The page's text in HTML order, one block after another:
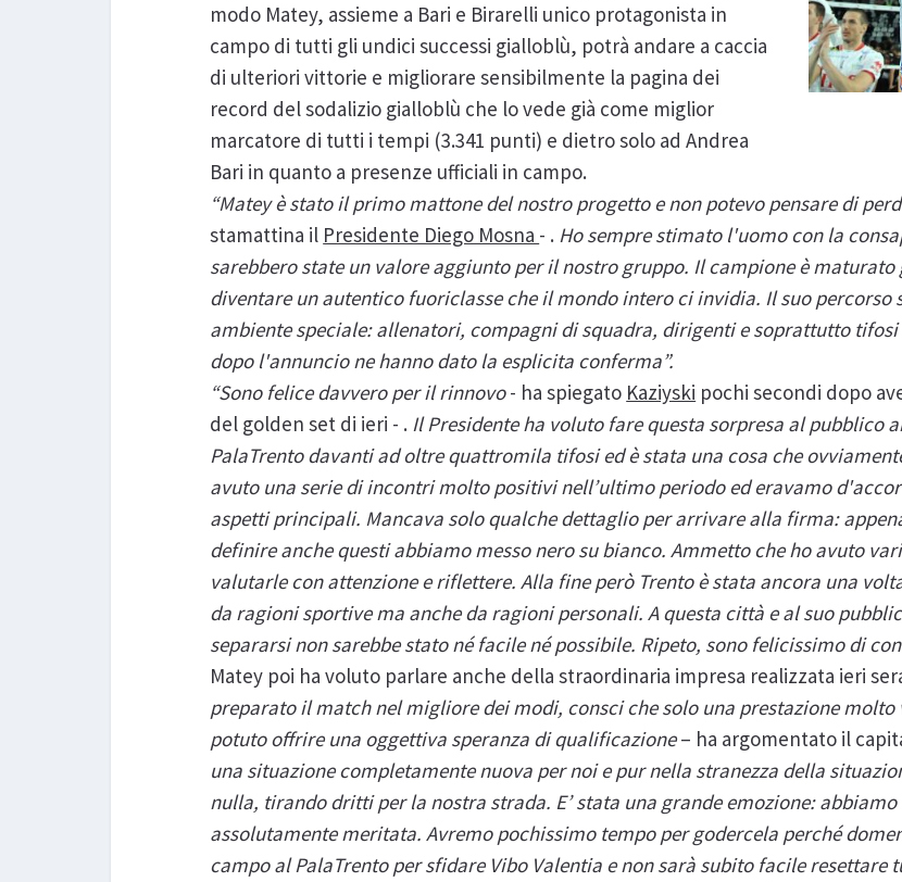
modo Matey, assieme a Bari e Birarelli unico protagonista in
campo di tutti gli undici successi gialloblù, potrà andare a caccia
di ulteriori vittorie e migliorare sensibilmente la pagina dei
record del sodalizio gialloblù che lo vede già come miglior
marcatore di tutti i tempi (3.341 punti) e dietro solo ad Andrea
Bari in quanto a presenze ufficiali in campo.
“Matey è stato il primo mattone del nostro progetto e non potevo pensare di
stamattina il Presidente Diego Mosna - . Ho sempre stimato l'uomo con la
sarebbero state un valore aggiunto per il nostro gruppo. Il campione è
diventare un autentico fuoriclasse che il mondo intero ci invidia. Il suo percorso
ambiente speciale: allenatori, compagni di squadra, dirigenti e soprattutto
dopo l'annuncio ne hanno dato la esplicita conferma”.
“Sono felice davvero per il rinnovo- ha spiegato Kaziyski pochi secondi dopo
del golden set di ieri - . Il Presidente ha voluto fare questa sorpresa al pubblico
PalaTrento davanti ad oltre quattromila tifosi ed è stata una cosa che
avuto una serie di incontri molto positivi nell’ultimo periodo ed eravamo
aspetti principali. Mancava solo qualche dettaglio per arrivare alla firma:
definire anche questi abbiamo messo nero su bianco. Ammetto che ho avuto
valutarle con attenzione e riflettere. Alla fine però Trento è stata ancora una
da ragioni sportive ma anche da ragioni personali. A questa città e al suo
separarsi non sarebbe stato né facile né possibile. Ripeto, sono felicissimo di
Matey poi ha voluto parlare anche della straordinaria impresa realizzata ieri
preparato il match nel migliore dei modi, consci che solo una prestazione
potuto offrire una oggettiva speranza di qualificazione– ha argomentato il
una situazione completamente nuova per noi e pur nella stranezza della
nulla, tirando dritti per la nostra strada. E’ stata una grande emozione:
assolutamente meritata. Avremo pochissimo tempo per godercela perché
campo al PalaTrento per sfidare Vibo Valentia e non sarà subito facile resettare